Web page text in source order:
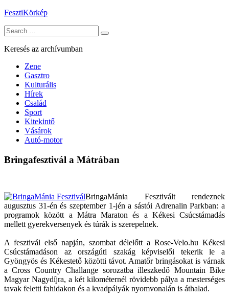
Skip
content
FesztiKörkép
Search
for:
Keresés az archívumban
Zene
Gasztro
Kulturális
Hírek
Család
Sport
Kitekintő
Vásárok
Autó-motor
Bringafesztivál a Mátrában
BringaMánia Fesztivált rendeznek
augusztus 31-én és szeptember 1-jén a sástói Adrenalin Parkban: a
programok között a Mátra Maraton és a Kékesi Csúcstámadás
mellett gyerekversenyek és túrák is szerepelnek.
A fesztivál első napján, szombat délelőtt a Rose-Velo.hu Kékesi
Csúcstámadáson az országúti szakág képviselői tekerik le a
Gyöngyös és Kékestető közötti távot. Amatőr bringásokat is várnak
a Cross Country Challange sorozatba illeszkedő Mountain Bike
Magyar Nagydíjra, a két kilométernél rövidebb pálya a mesterséges
tavak feletti fahidakon és a kvadpályák nyomvonalán is áthalad.